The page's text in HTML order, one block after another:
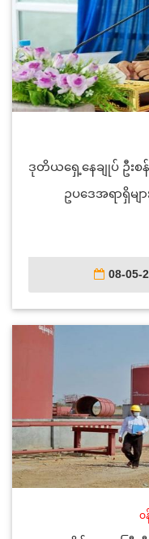
ဒုတိယရှေ့နေချုပ် ဦးစ
ဥပဒေအရာရှိမျ
08-05-
ဝ